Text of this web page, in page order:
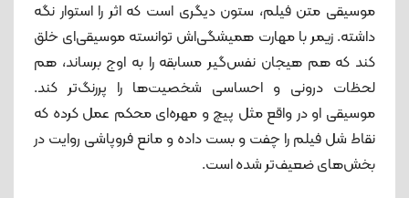
موسیقی متن فیلم، ستون دیگری است که اثر را استوار نگه
داشته. زیمر با مهارت همیشگی‌اش توانسته موسیقی‌ای خلق
کند که هم هیجان نفس‌گیر مسابقه را به اوج برساند، هم
لحظات درونی و احساسی شخصیت‌ها را پررنگ‌تر کند.
موسیقی او در واقع مثل پیچ و مهره‌ای محکم عمل کرده که
نقاط شل فیلم را چفت و بست داده و مانع فروپاشی روایت در
بخش‌های ضعیف‌تر شده است.